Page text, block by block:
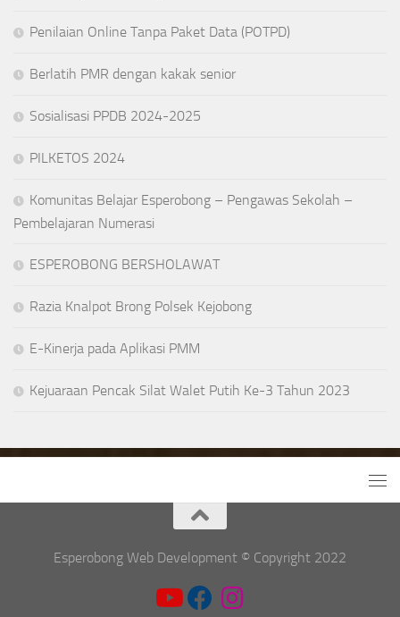
Penilaian Online Tanpa Paket Data (POTPD)
Berlatih PMR dengan kakak senior
Sosialisasi PPDB 2024-2025
PILKETOS 2024
Komunitas Belajar Esperobong – Pengawas Sekolah –
Pembelajaran Numerasi
ESPEROBONG BERSHOLAWAT
Razia Knalpot Brong Polsek Kejobong
E-Kinerja pada Aplikasi PMM
Kejuaraan Pencak Silat Walet Putih Ke-3 Tahun 2023
Esperobong Web Development © Copyright 2022